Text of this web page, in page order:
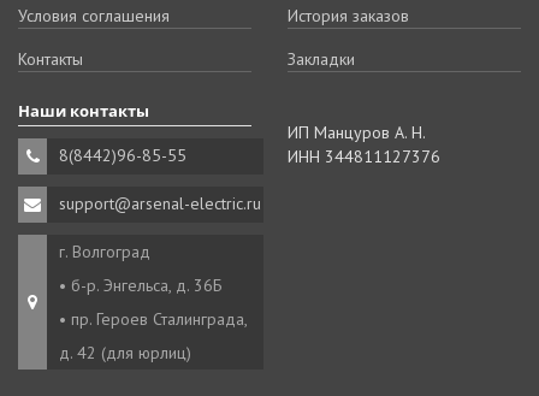
Условия соглашения
Контакты
История заказов
Закладки
Наши контакты
8(8442)96-85-55
support@arsenal-electric.ru
г. Волгоград
• б-р. Энгельса, д. 36Б
• пр. Героев Сталинграда,
д. 42 (для юрлиц)
ИП Манцуров А. Н.
ИНН 344811127376